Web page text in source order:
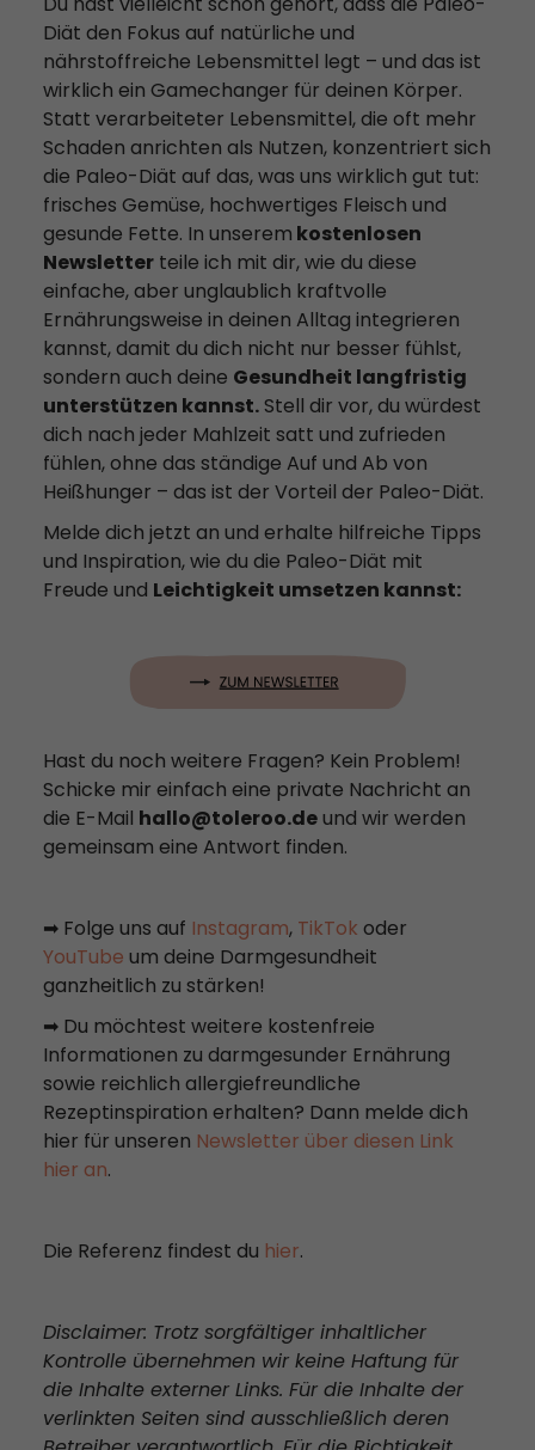
Diät den Fokus auf natürliche und
nährstoffreiche Lebensmittel legt – und das ist
wirklich ein Gamechanger für deinen Körper.
Statt verarbeiteter Lebensmittel, die oft mehr
Schaden anrichten als Nutzen, konzentriert sich
die Paleo-Diät auf das, was uns wirklich gut tut:
frisches Gemüse, hochwertiges Fleisch und
gesunde Fette. In unserem kostenlosen
Newsletterteile ich mit dir, wie du diese
einfache, aber unglaublich kraftvolle
Ernährungsweise in deinen Alltag integrieren
kannst, damit du dich nicht nur besser fühlst,
sondern auch deine Gesundheit langfristig
unterstützen kannst.Stell dir vor, du würdest
dich nach jeder Mahlzeit satt und zufrieden
fühlen, ohne das ständige Auf und Ab von
Heißhunger – das ist der Vorteil der Paleo-Diät.
Melde dich jetzt an und erhalte hilfreiche Tipps
und Inspiration, wie du die Paleo-Diät mit
Freude und Leichtigkeit umsetzen kannst:
Hast du noch weitere Fragen? Kein Problem!
Schicke mir einfach eine private Nachricht an
die E-Mail hallo@toleroo.deund wir werden
gemeinsam eine Antwort finden.
➡ Folge uns auf Instagram, TikTok oder
YouTube um deine Darmgesundheit
ganzheitlich zu stärken!
➡ Du möchtest weitere kostenfreie
Informationen zu darmgesunder Ernährung
sowie reichlich allergiefreundliche
Rezeptinspiration erhalten? Dann melde dich
hier für unseren Newsletter über diesen Link
hier an.
Die Referenz findest du hier.
Disclaimer: Trotz sorgfältiger inhaltlicher
Kontrolle übernehmen wir keine Haftung für
die Inhalte externer Links. Für die Inhalte der
verlinkten Seiten sind ausschließlich deren